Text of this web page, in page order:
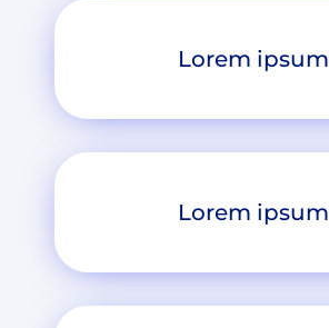
Lorem ipsum
Lorem ipsum